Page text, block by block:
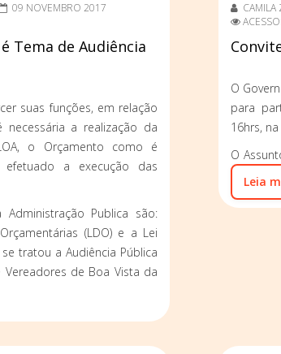
09 NOVEMBRO 2017
Tema de Audiência
suas funções, em relação
a realização da
o Orçamento como é
a execução das
Publica são:
(LDO) e a Lei
tratou a Audiência Pública
Vereadores de Boa Vista da
CAMILA
O
para
16hrs,
O
de áreas
Leia